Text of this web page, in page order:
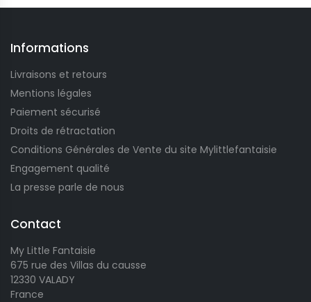
Informations
Livraisons et retours
Mentions légales
Paiement sécurisé
Droits de rétractation
Conditions Générales de Vente du site Mylittlefantaisie
Engagement qualité
La presse parle de nous
Contact
My Little Fantaisie
675 rue des Villas du causse
12330 VALADY
France